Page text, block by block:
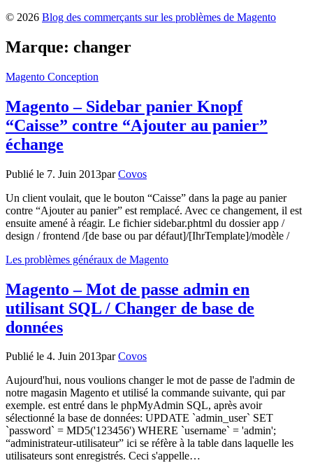
© 2026 Blog des commerçants sur les problèmes de Magento
Marque: changer
Magento Conception
Magento – Sidebar panier Knopf
“Caisse” contre “Ajouter au panier”
échange
Publié le 7. Juin 2013parCovos
Un client voulait, que le bouton “Caisse” dans la page au panier
contre “Ajouter au panier” est remplacé. Avec ce changement, il est
ensuite amené à réagir. Le fichier sidebar.phtml du dossier app /
design / frontend /[de base ou par défaut]/[IhrTemplate]/modèle /
Les problèmes généraux de Magento
Magento – Mot de passe admin en
utilisant SQL / Changer de base de
données
Publié le 4. Juin 2013parCovos
Aujourd'hui, nous voulions changer le mot de passe de l'admin de
notre magasin Magento et utilisé la commande suivante, qui par
exemple. est entré dans le phpMyAdmin SQL, après avoir
sélectionné la base de données: UPDATE `admin_user` SET
`password` = MD5('123456') WHERE `username` = 'admin';
“administrateur-utilisateur” ici se réfère à la table dans laquelle les
utilisateurs sont enregistrés. Ceci s'appelle…